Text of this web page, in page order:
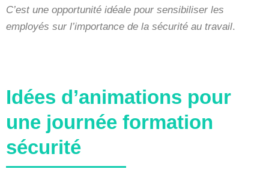
C’est une opportunité idéale pour sensibiliser les
employés sur l’importance de la sécurité au travail.
Idées d’animations pour
une journée formation
sécurité